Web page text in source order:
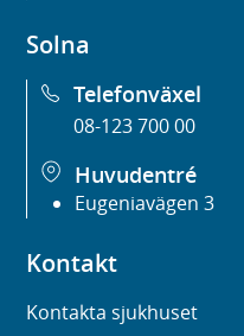
Solna
Telefonväxel
08-123 700 00
Huvudentré
Eugeniavägen 3
Kontakt
Kontakta sjukhuset